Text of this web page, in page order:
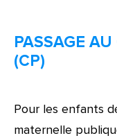
PASSAGE
(CP)
Pour les enfants
maternelle